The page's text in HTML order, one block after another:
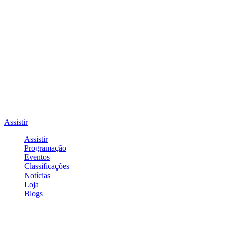
Assistir
Assistir
Programação
Eventos
Classificações
Notícias
Loja
Blogs